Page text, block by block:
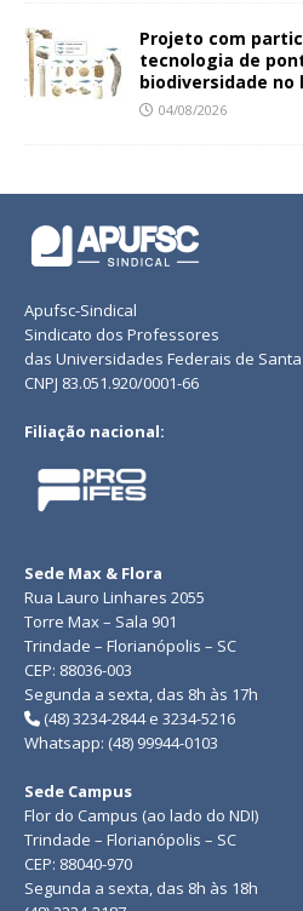
Projeto com
tecnologia de
biodiversidade no
04/08/2026
Apufsc-Sindical
Sindicato dos Professores
das Universidades Federais de
CNPJ 83.051.920/0001-66
Filiação nacional:
Sede Max & Flora
Rua Lauro Linhares 2055
Torre Max – Sala 901
Trindade – Florianópolis – SC
CEP: 88036-003
Segunda a sexta, das 8h às 17h
(48) 3234-2844 e 3234-5216
Whatsapp: (48) 99944-0103
Sede Campus
Flor do Campus (ao lado do NDI)
Trindade – Florianópolis – SC
CEP: 88040-970
Segunda a sexta, das 8h às 18h